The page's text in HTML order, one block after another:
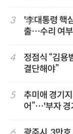
3
'李대통령 핵
출…수리 여
4
정점식 “김용
결단해야”
5
추미애 경기
어”…'부자 경